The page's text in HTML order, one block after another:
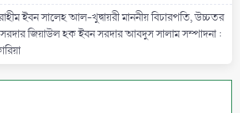
ইবন সালেহ আল-খুদ্বায়রী মাননীয় বিচারপতি, উচ্চতর
জিয়াউল হক ইবন সরদার আবদুস সালাম সম্পাদনা :